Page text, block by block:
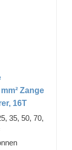
Zange
16T
35, 50, 70,